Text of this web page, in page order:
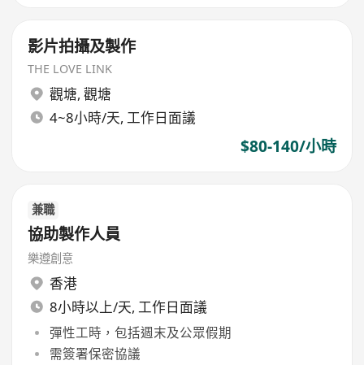
影片拍攝及製作
THE LOVE LINK
觀塘, 觀塘
4~8小時/天, 工作日面議
$80-140/小時
兼職
協助製作人員
樂遵創意
香港
8小時以上/天, 工作日面議
彈性工時，包括週末及公眾假期
需簽署保密協議